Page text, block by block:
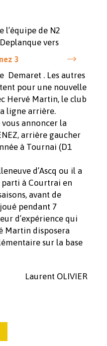
l’équipe de N2
vers
Demaret . Les autres
pour une nouvelle
Hervé Martin, le club
ligne arrière.
annoncer la
arrière gaucher
à Tournai (D1
d’Ascq ou il a
parti à Courtrai en
avant de
pendant 7
d’expérience qui
Martin disposera
sur la base
Laurent OLIVIER